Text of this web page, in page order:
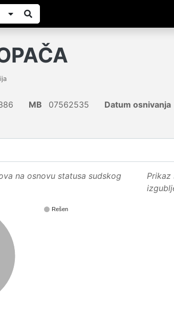
MB 07562535 Datum osnivanja
na osnovu statusa sudskog
Rešen
Prikaz